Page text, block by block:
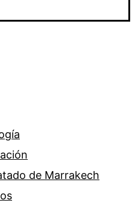
de Marrakech